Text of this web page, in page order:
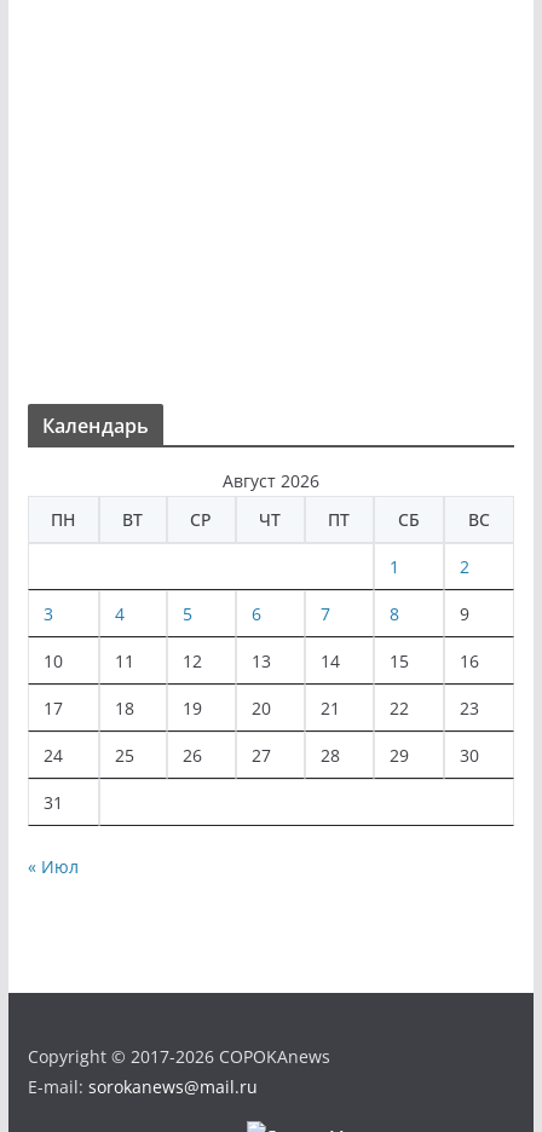
Календарь
Август 2026
ПН
ВТ СР ЧТ ПТ СБ ВС
1 2
3 4 5 6 7 8 9
10 11 12 13 14 15 16
17 18 19 20 21 22 23
24 25 26 27 28 29 30
31
« Июл
Copyright © 2017-2026 COPOKAnews
E-mail: sorokanews@mail.ru